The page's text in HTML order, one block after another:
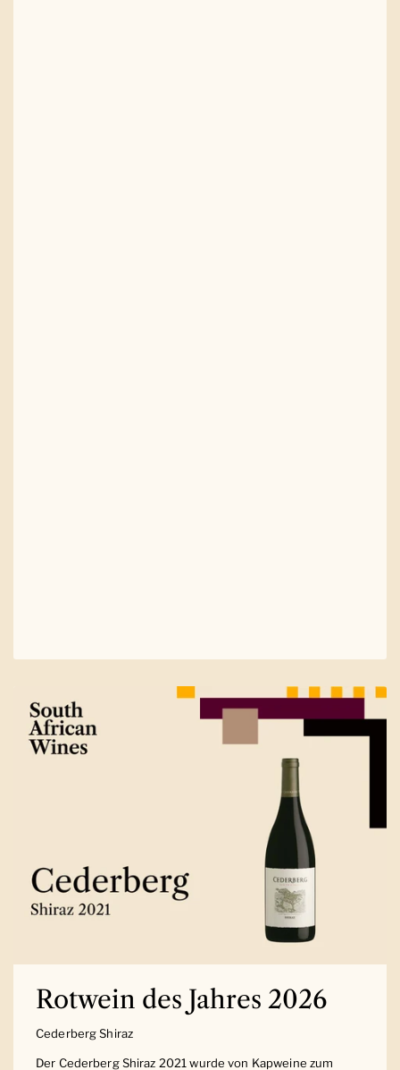
Rotwein des Jahres 2026
Cederberg Shiraz
Der Cederberg Shiraz 2021 wurde von Kapweine zum